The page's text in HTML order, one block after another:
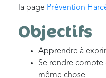
la page Prévention
Objectifs
Apprendre à
Se rendre compte
même chose